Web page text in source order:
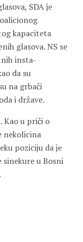
SDA je
kapaciteta
glasova. NS se
insta-
da su
na grbači
i države.
Kao u priči o
nekolicina
poziciju da je
sinekure u Bosni